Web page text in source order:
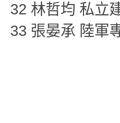
32 林哲均 私立
33 張晏承 陸軍